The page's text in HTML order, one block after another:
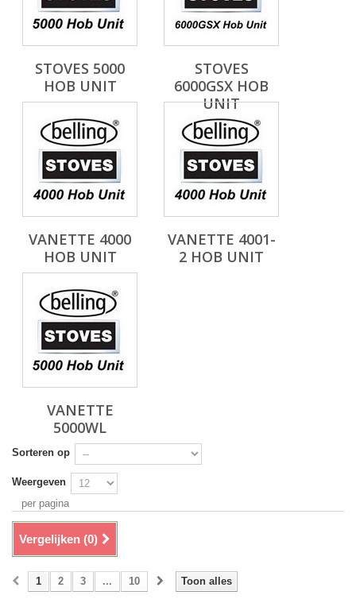
STOVES 5000
HOB UNIT
STOVES
6000GSX HOB
UNIT
VANETTE 4000
HOB UNIT
VANETTE 4001-
2 HOB UNIT
VANETTE
5000WL
Sorteren op
Weergeven
per pagina
Vergelijken (0)
Toon alles
1 2 3 ... 10